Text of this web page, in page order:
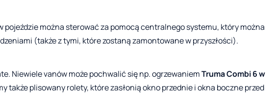
można sterować za pomocą centralnego systemu, który można
(także z tymi, które zostaną zamontowane w przyszłości).
Niewiele vanów może pochwalić się np. ogrzewaniemTruma Combi 6 w
także plisowany rolety, które zasłonią okno przednie i okna boczne przed